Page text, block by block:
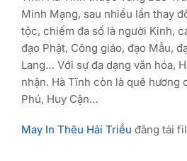
Minh Mạng, sau nhiều lần thay
tộc, chiếm đa số là người Kinh,
đạo Phật, Công giáo, đạo Mẫu,
Lang… Với sự đa dạng văn hóa,
nhận. Hà Tĩnh còn là quê hương
Phú, Huy Cận…
May In Thêu Hải Triều đăng tải